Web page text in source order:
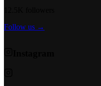
Follow us →